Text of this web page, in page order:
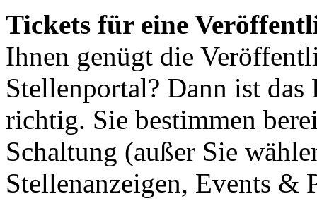
Tickets für eine
Ihnen genügt die
Stellenportal? Dann ist
richtig. Sie bestimmen
Schaltung (außer Sie
Stellenanzeigen, Events &